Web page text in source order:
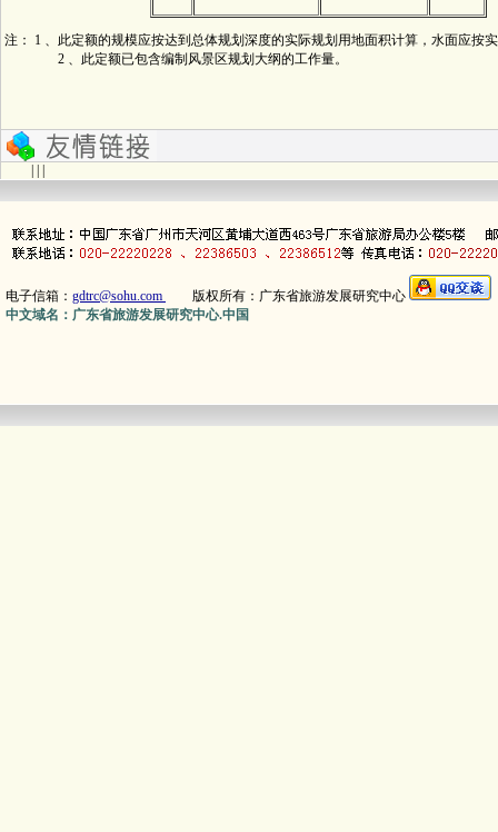
注： 1 、此定额的规模应按达到总体规划深度的实际规划用地面积计算，水面应按
2 、此定额已包含编制风景区规划大纲的工作量。
电子信箱： gdtrc@sohu.com 版权所有：广东省旅游发展研究中心
中文域名：广东省旅游发展研究中心.中国